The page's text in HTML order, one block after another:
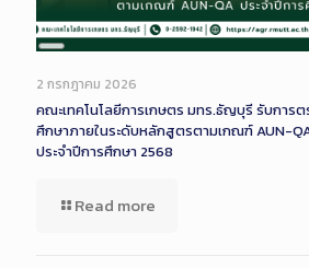
Long
Description
2 กรกฎาคม 2026
คณะเทคโนโลยีการเกษตร มทร.ธัญบุรี รับการ
ศึกษาภายในระดับหลักสูตรตามเกณฑ์ AUN-
ประจำปีการศึกษา 2568
Read more